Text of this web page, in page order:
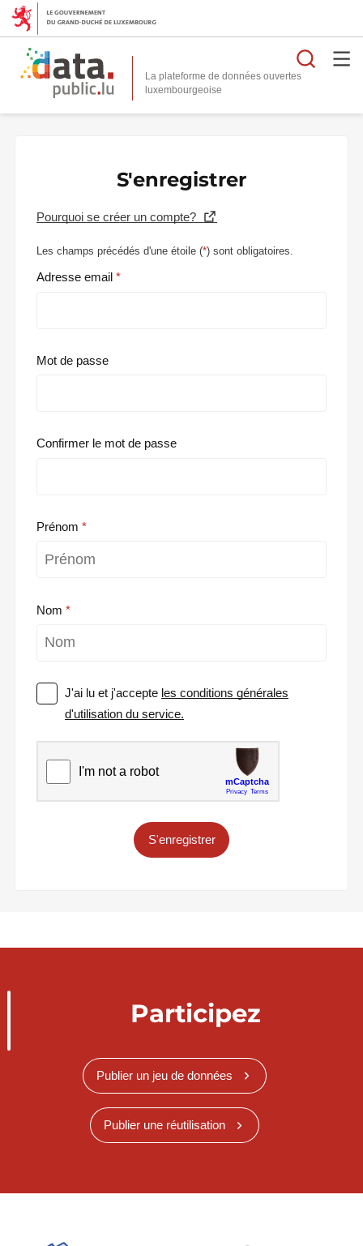
La plateforme de données ouvertes
S'enregistrer
Pourquoi se créer un compte?
Les champs précédés d'une étoile (*) sont obligatoires.
Adresse email
Mot de passe
Confirmer le mot de passe
Prénom
Nom
J'ai lu et j'accepte les conditions générales
d'utilisation du service.
S'enregistrer
Participez
Publier un jeu de données
Publier une réutilisation